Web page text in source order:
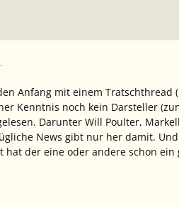
Anfang mit einem Tratschthread
Kenntnis noch kein Darsteller
Darunter Will Poulter,
News gibt nur her damit.
hat der eine oder andere schon